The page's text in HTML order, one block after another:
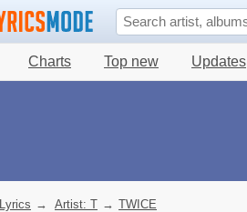
Charts Top new Updates
Lyrics → Artist: T → TWICE